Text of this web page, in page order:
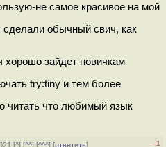
не самое красивое на мой
обычный свич, как
хорошо зайдет новичкам
try:tiny и тем более
читать что любимый язык
[^] [^^] [^^^] [ответить]
–1